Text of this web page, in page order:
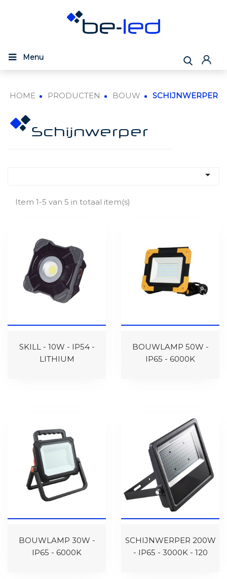
Menu
HOME PRODUCTEN BOUW SCHIJNWERPER
Schijnwerper

Item 1-5 van 5 in totaal item(s)
SKILL - 10W - IP54 -
LITHIUM
BOUWLAMP 50W -
IP65 - 6000K
BOUWLAMP 30W -
IP65 - 6000K
SCHIJNWERPER 200W
- IP65 - 3000K - 120